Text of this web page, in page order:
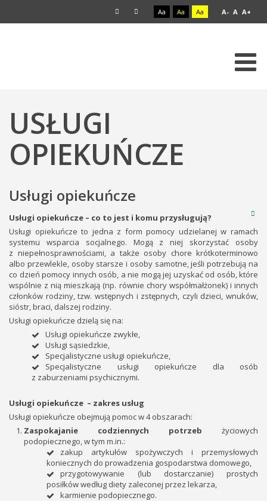
Aa Aa Aa A- A A+
USŁUGI
OPIEKUŃCZE
Usługi opiekuńcze
Usługi opiekuńcze – co to jest i komu przysługują?
Usługi opiekuńcze to jedna z form pomocy udzielanej w ramach
systemu wsparcia socjalnego. Mogą z niej skorzystać osoby
z niepełnosprawnościami, a także osoby chore krótkoterminowo
albo przewlekle, osoby starsze i osoby samotne, jeśli potrzebują na
co dzień pomocy innych osób, a nie mogą jej uzyskać od osób, które
wspólnie z nią mieszkają (np. równie chory współmałżonek) i innych
członków rodziny, tzw. wstępnych i zstępnych, czyli dzieci, wnuków,
sióstr, braci, dalszej rodziny.
Usługi opiekuńcze dzielą się na:
Usługi opiekuńcze zwykłe,
Usługi sąsiedzkie,
Specjalistyczne usługi opiekuńcze,
Specjalistyczne usługi opiekuńcze dla osób
z zaburzeniami psychicznymi.
Usługi opiekuńcze – zakres usług
Usługi opiekuńcze obejmują pomoc w 4 obszarach:
Zaspokajanie codziennych potrzeb życiowych
podopiecznego, w tym m.in.:
zakup artykułów spożywczych i przemysłowych
koniecznych do prowadzenia gospodarstwa domowego,
przygotowywanie (lub dostarczanie) prostych
posiłków według diety zaleconej przez lekarza,
karmienie podopiecznego.